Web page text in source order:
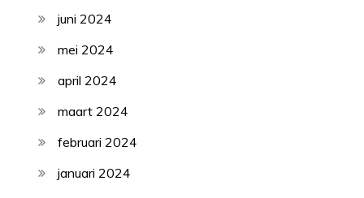
juni 2024
mei 2024
april 2024
maart 2024
februari 2024
januari 2024